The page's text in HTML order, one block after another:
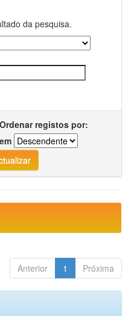
da pesquisa.
Ordenar registos por:
Anterior 1 Próxima